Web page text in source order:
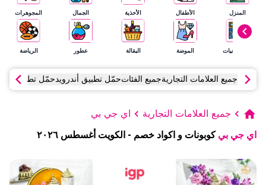
المنزل
الإلكترونيات
الأطفال
الموضة
الأحذية
البقالة
الجمال
عطور
المجوهرات
الرياضة
جميع العلامات التجاريةجميع الفئاتحمّل تطبيق أندرويدحمّل تطبيق آي
جميع العلامات التجارية اي جي بي
اي جي بي كوبونات و اكواد خصم - الكويت أغسطس ٢٠٢٦